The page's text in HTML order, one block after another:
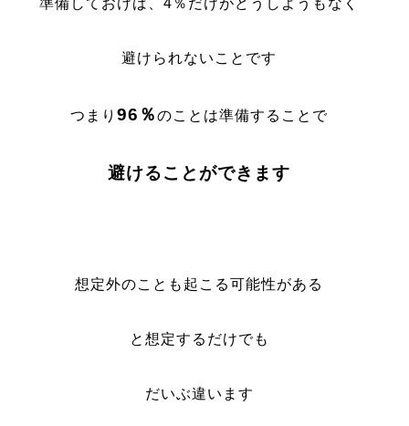
準備しておけば、4％だけがどうしようもなく
避けられないことです
つまり96％のことは準備することで
避けることができます
想定外のことも起こる可能性がある
と想定するだけでも
だいぶ違います